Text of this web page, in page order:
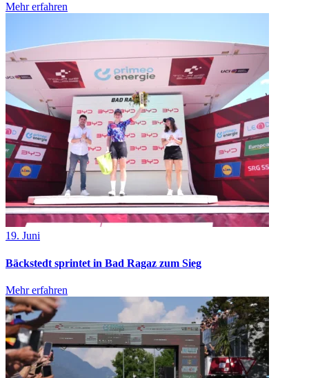
Mehr erfahren
19. Juni
Bäckstedt sprintet in Bad Ragaz zum Sieg
Mehr erfahren